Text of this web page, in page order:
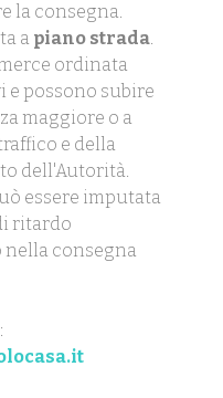
la consegna.
a piano strada.
ordinata
possono subire
maggiore o a
e della
dell'Autorità.
essere imputata
ritardo
nella consegna